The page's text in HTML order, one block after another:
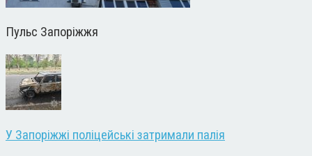
Пульс Запоріжжя
У Запоріжжі поліцейські затримали палія